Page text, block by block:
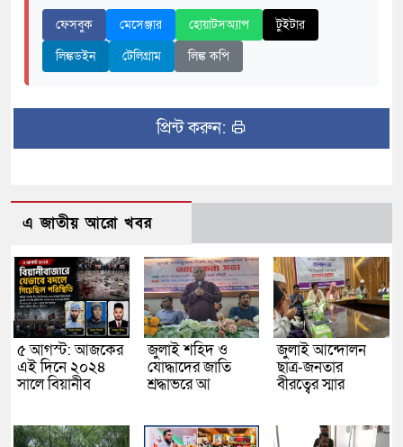
ফেসবুক মেসেঞ্জার হোয়াটসঅ্যাপ
টুইটার
লিঙ্কডইন
টেলিগ্রাম লিঙ্ক কপি
প্রিন্ট করুন:
এ জাতীয় আরো খবর
৫ আগস্ট: আজকের
এই দিনে ২০২৪
সালে বিয়ানীব
জুলাই শহিদ ও
যোদ্ধাদের জাতি
শ্রদ্ধাভরে আ
জুলাই আন্দোলন
ছাত্র-জনতার
বীরত্বের স্মার